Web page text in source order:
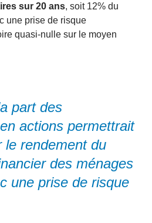
sur 20 ans, soit 12% du
une prise de risque
quasi-nulle sur le moyen
part des
actions permettrait
le rendement du
des ménages
une prise de risque